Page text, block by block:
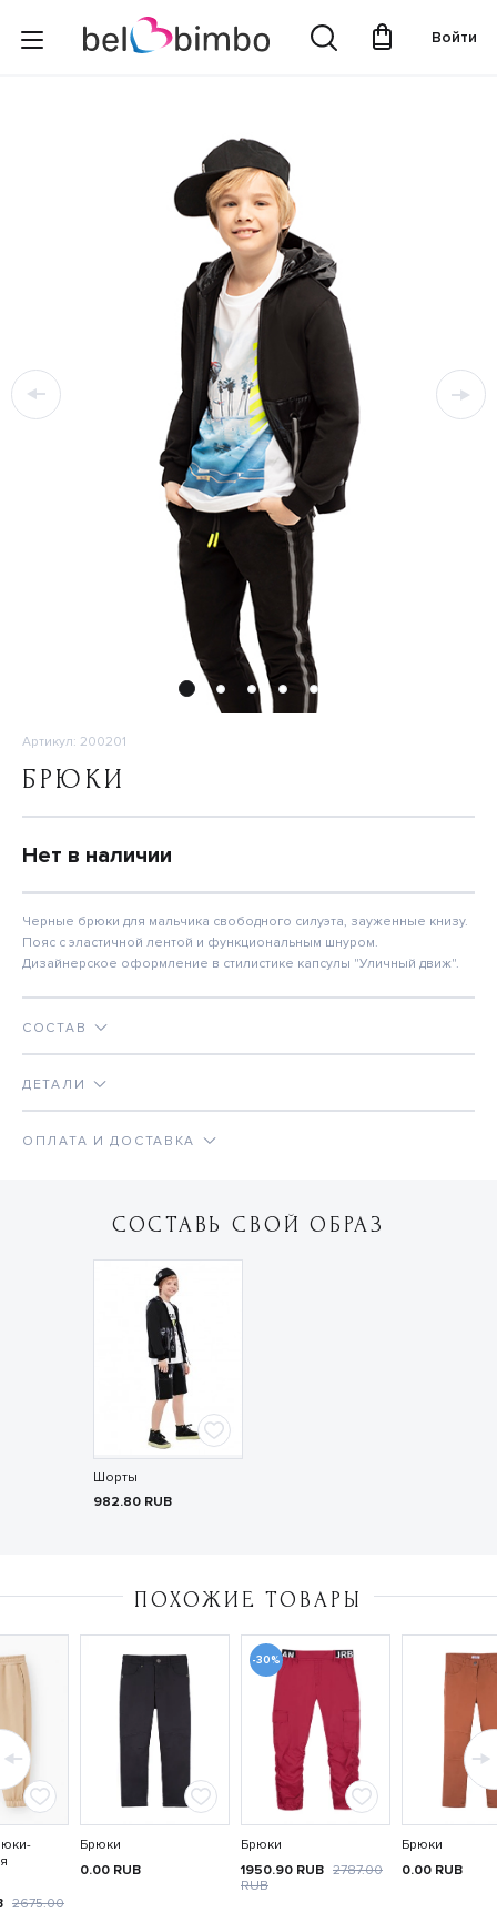
Войти
Артикул: 200201
БРЮКИ
Нет в наличии
Черные брюки для мальчика свободного силуэта, зауженные книзу.
Пояс с эластичной лентой и функциональным шнуром.
Дизайнерское оформление в стилистике капсулы "Уличный движ".
СОСТАВ
ДЕТАЛИ
ОПЛАТА И ДОСТАВКА
СОСТАВЬ СВОЙ ОБРАЗ
Шорты
982.80 RUB
ПОХОЖИЕ ТОВАРЫ
2675.00
Брюки
0.00 RUB
-30%
Брюки
1950.90 RUB 2787.00
RUB
Брюки
0.00 RUB